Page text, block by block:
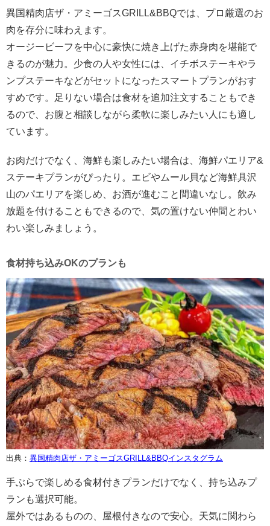
異国精肉店ザ・アミーゴスGRILL&BBQでは、プロ厳選のお
肉を存分に味わえます。
オージービーフを中心に豪快に焼き上げた赤身肉を堪能で
きるのが魅力。少食の人や女性には、イチボステーキやラ
ンプステーキなどがセットになったスマートプランがおす
すめです。足りない場合は食材を追加注文することもでき
るので、お腹と相談しながら柔軟に楽しみたい人にも適し
ています。
お肉だけでなく、海鮮も楽しみたい場合は、海鮮パエリア&
ステーキプランがぴったり。エビやムール貝など海鮮具沢
山のパエリアを楽しめ、お酒が進むこと間違いなし。飲み
放題を付けることもできるので、気の置けない仲間とわい
わい楽しみましょう。
食材持ち込みOKのプランも
出典： 異国精肉店ザ・アミーゴスGRILL&BBQインスタグラム
手ぶらで楽しめる食材付きプランだけでなく、持ち込みプ
ランも選択可能。
屋外ではあるものの、屋根付きなので安心。天気に関わら